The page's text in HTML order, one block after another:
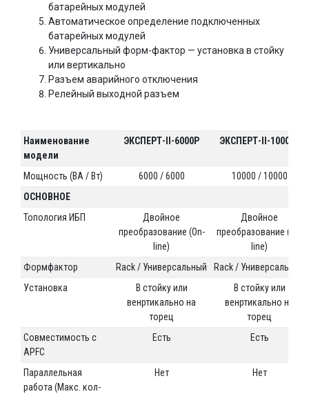
батарейных модулей
Автоматическое определение подключенных
батарейных модулей
Универсальный форм-фактор — установка в стойку
или вертикально
Разъем аварийного отключения
Релейный выходной разъем
Наименование
модели
ЭКСПЕРТ-II-6000P ЭКСПЕРТ-II-10000P
Мощность (ВА / Вт) 6000 / 6000
10000 / 10000
ОСНОВНОЕ
Топология ИБП
Двойное
преобразование (On-
line)
Двойное
преобразование (On-
line)
Формфактор
Rack / Универсальный
Rack / Универсальный
Установка
В стойку или
венртикально на
торец
В стойку или
венртикально на
торец
Совместимость с
APFC
Есть Есть
Параллельная
работа (Макс. кол-
Нет Нет